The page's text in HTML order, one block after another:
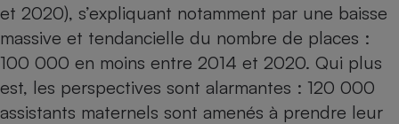
et 2020), s’expliquant notamment par une baisse
massive et tendancielle du nombre de places :
100 000 en moins entre 2014 et 2020. Qui plus
est, les perspectives sont alarmantes : 120 000
assistants maternels sont amenés à prendre leur
Robot ménager